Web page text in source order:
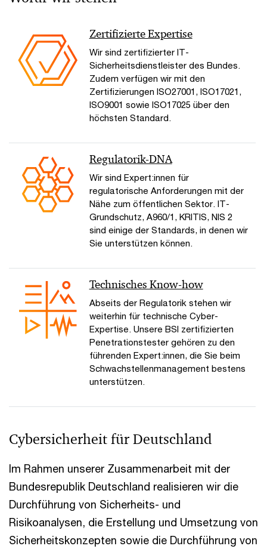
Zertifizierte Expertise
Wir sind zertifizierter IT-
Sicherheitsdienstleister des Bundes.
Zudem verfügen wir mit den
Zertifizierungen ISO27001, ISO17021,
ISO9001 sowie ISO17025 über den
höchsten Standard.
Regulatorik-DNA
Wir sind Expert:innen für
regulatorische Anforderungen mit der
Nähe zum öffentlichen Sektor. IT-
Grundschutz, A960/1, KRITIS, NIS 2
sind einige der Standards, in denen wir
Sie unterstützen können.
Technisches Know-how
Abseits der Regulatorik stehen wir
weiterhin für technische Cyber-
Expertise. Unsere BSI zertifizierten
Penetrationstester gehören zu den
führenden Expert:innen, die Sie beim
Schwachstellenmanagement bestens
unterstützen.
Cybersicherheit für Deutschland
Im Rahmen unserer Zusammenarbeit mit der
Bundesrepublik Deutschland realisieren wir die
Durchführung von Sicherheits- und
Risikoanalysen, die Erstellung und Umsetzung von
Sicherheitskonzepten sowie die Durchführung von